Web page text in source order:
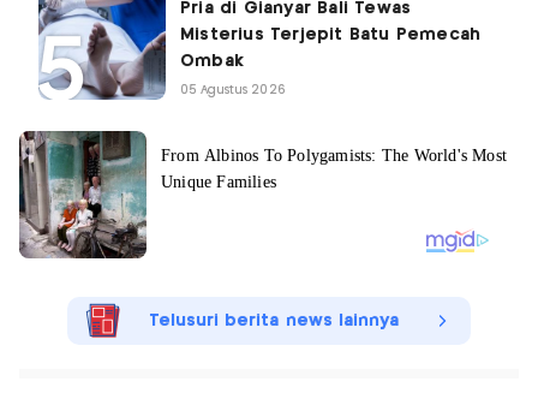
Pria di Gianyar Bali Tewas
Misterius Terjepit Batu Pemecah
Ombak
05 Agustus 2026
Telusuri berita news lainnya